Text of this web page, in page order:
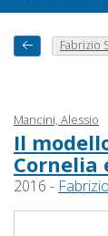
Fabrizio
Mancini, Alessio
Il
Cornelia
2016 -